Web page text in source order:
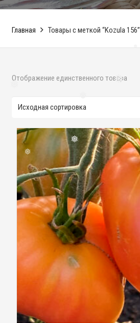
❅
❅
❅
❅
❅
Главная Товары с меткой “Kozula 156”
Отображение единственного товара